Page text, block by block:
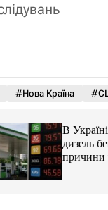
#Нова Країна
В Україні
дизель
причини та